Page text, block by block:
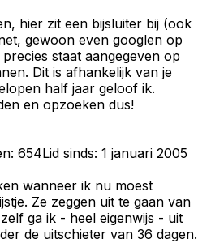
hier zit een bijsluiter bij (ook
gewoon even googlen op
staat aangegeven op
Dit is afhankelijk van je
half jaar geloof ik.
en opzoeken dus!
654Lid sinds: 1 januari 2005
wanneer ik nu moest
Ze zeggen uit te gaan van
ga ik - heel eigenwijs - uit
de uitschieter van 36 dagen.